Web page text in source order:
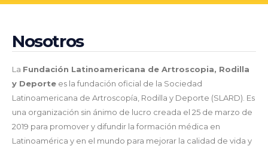
Nosotros
La Fundación Latinoamericana de Artroscopia, Rodilla
y Deporte es la fundación oficial de la Sociedad
Latinoamericana de Artroscopía, Rodilla y Deporte (SLARD). Es
una organización sin ánimo de lucro creada el 25 de marzo de
2019 para promover y difundir la formación médica en
Latinoamérica y en el mundo para mejorar la calidad de vida y